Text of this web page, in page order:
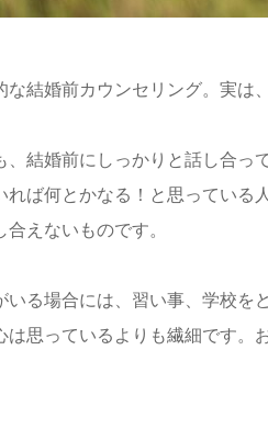
な結婚前カウンセリング。実は
、結婚前にしっかりと話し合っ
れば何とかなる！と思ってい
えないものです。
いる場合には、習い事、学校を
は思っているよりも繊細です。